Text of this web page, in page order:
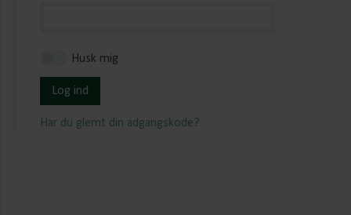
Husk mig
Log ind
Har du glemt din adgangskode?